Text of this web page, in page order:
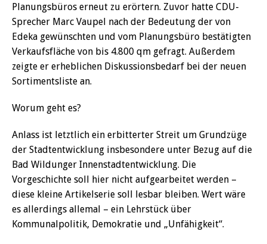
Planungsbüros erneut zu erörtern. Zuvor hatte CDU-
Sprecher Marc Vaupel nach der Bedeutung der von
Edeka gewünschten und vom Planungsbüro bestätigten
Verkaufsfläche von bis 4.800 qm gefragt. Außerdem
zeigte er erheblichen Diskussionsbedarf bei der neuen
Sortimentsliste an.
Worum geht es?
Anlass ist letztlich ein erbitterter Streit um Grundzüge
der Stadtentwicklung insbesondere unter Bezug auf die
Bad Wildunger Innenstadtentwicklung. Die
Vorgeschichte soll hier nicht aufgearbeitet werden –
diese kleine Artikelserie soll lesbar bleiben. Wert wäre
es allerdings allemal – ein Lehrstück über
Kommunalpolitik, Demokratie und „Unfähigkeit“.